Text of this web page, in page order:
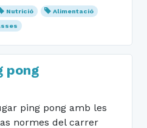
Nutrició
Alimentació
pong
ping pong amb les
normes del carrer